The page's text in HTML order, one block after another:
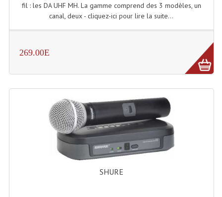
Rack 19 Pouces Multiplis
Machines À Effets Fumées, Mousses, Liquid
Effets Projection Et Jet De CO2
Machines À Brouillard
Lanceur De Flammes Et Cartouche De Gaz
Machine À Etincelles Froides
fil : les DA UHF MH. La gamme comprend des 3 modèles, un
canal, deux - cliquez-ici pour lire la suite...
269.00E
SHURE